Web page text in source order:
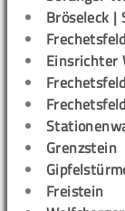
Bröseleck |
Einsrichter
Grenzstein
Freistein